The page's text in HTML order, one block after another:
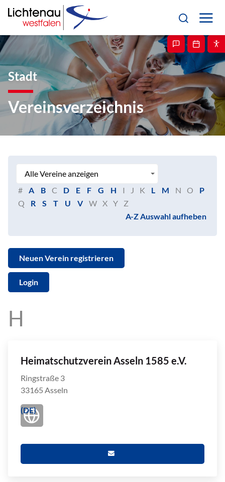
Stadt
Vereinsverzeichnis
# A B C D E F G H I J K L M N O
P
Q
R S T U V W X Y
Z
A-Z Auswahl aufheben
Neuen Verein registrieren
Login
Heimatschutzverein Asseln 1585 e.V.
Ringstraße 3
33165 Asseln
(DE)